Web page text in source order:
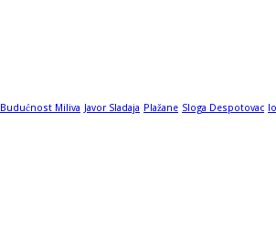
Budućnost Miliva Javor Sladaja Plažane Sloga Despotovac